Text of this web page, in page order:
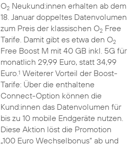
O2Neukund:innen erhalten ab dem
18. Januar doppeltes Datenvolumen
zum Preis der klassischen O2Free
Tarife. Damit gibt es etwa den O2
Free Boost M mit 40 GB inkl. 5G für
monatlich 29,99 Euro, statt 34,99
Euro.1 Weiterer Vorteil der Boost-
Tarife: Über die enthaltene
Connect-Option können die
Kund:innen das Datenvolumen für
bis zu 10 mobile Endgeräte nutzen.
Diese Aktion löst die Promotion
„100 Euro Wechselbonus“ ab und